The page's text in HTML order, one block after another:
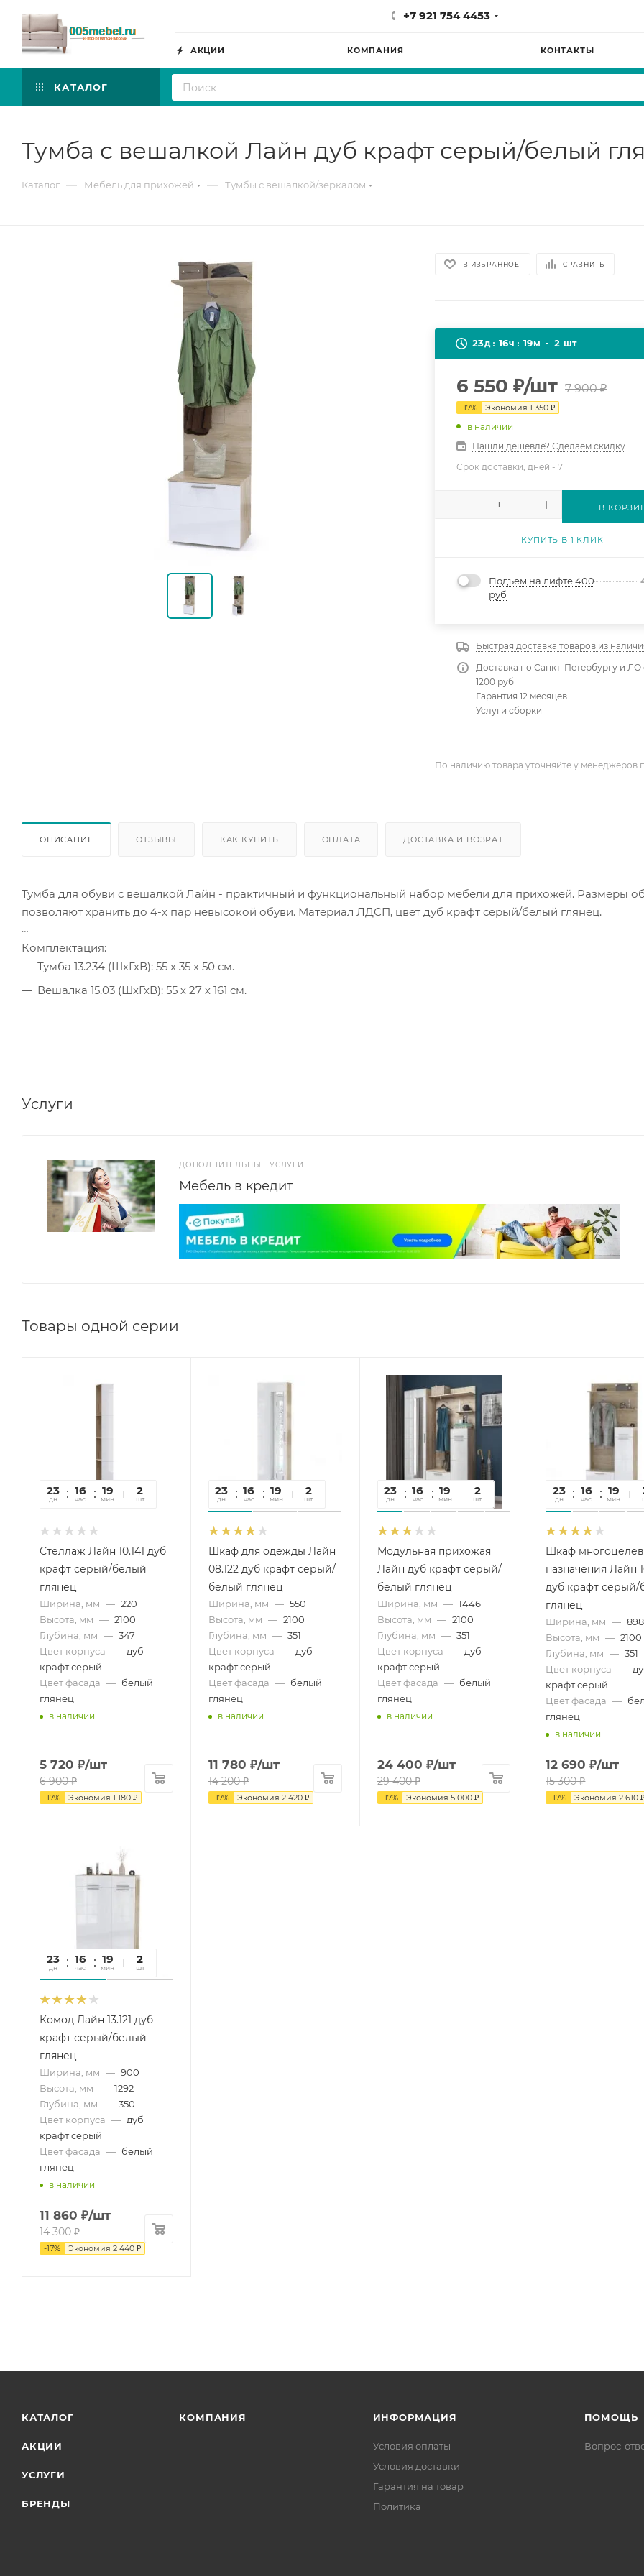
+7 921 754 4453
АКЦИИ КОМПАНИЯ КОНТАКТЫ
КАТАЛОГ
Тумба с вешалкой Лайн дуб крафт серый/белый
Каталог — Мебель для прихожей — Тумбы с вешалкой/зеркалом
В ИЗБРАННОЕ СРАВНИТЬ
23д 16ч 19м 2 шт
6 550 ₽/шт 7 900₽
-17% Экономия1 350 ₽
в наличии
Нашли дешевле? Сделаем скидку
Срок доставки, дней -7
В
КУПИТЬ В 1 КЛИК
Подъем на лифте 400
руб
Быстрая доставка товаров из
Доставка по Санкт-Петербургу и ЛО
1200 руб
Гарантия 12 месяцев.
Услуги сборки
По наличию товара уточняйте у менеджеров
ОПИСАНИЕ ОТЗЫВЫ КАК КУПИТЬ ОПЛАТА ДОСТАВКА И ВОЗРАТ
Тумба для обуви с вешалкой Лайн - практичный и функциональный набор мебели для прихожей. Размеры
позволяют хранить до 4-х пар невысокой обуви. Материал ЛДСП, цвет дуб крафт серый/белый глянец.
Комплектация:
Тумба 13.234 (ШхГхВ): 55 х 35 х 50 см.
Вешалка 15.03 (ШхГхВ): 55 х 27 х 161 см.
Услуги
ДОПОЛНИТЕЛЬНЫЕ УСЛУГИ
Мебель в кредит
Товары одной серии
23
дн
16
час
19
мин
07
сек
2
шт
Стеллаж Лайн 10.141 дуб
крафт серый/белый
глянец
Ширина, мм — 220
Высота, мм — 2100
Глубина, мм — 347
Цвет корпуса — дуб
крафт серый
Цвет фасада — белый
глянец
в наличии
5 720 ₽/шт
6 900₽
-17% Экономия 1 180 ₽
23
дн
16
час
19
мин
07
сек
2
шт
Шкаф для одежды Лайн
08.122 дуб крафт серый/
белый глянец
Ширина, мм — 550
Высота, мм — 2100
Глубина, мм — 351
Цвет корпуса — дуб
крафт серый
Цвет фасада — белый
глянец
в наличии
11 780 ₽/шт
14 200₽
-17% Экономия 2 420₽
23
дн
16
час
19
мин
07
сек
2
шт
Модульная прихожая
Лайн дуб крафт серый/
белый глянец
Ширина, мм — 1446
Высота, мм — 2100
Глубина, мм — 351
Цвет корпуса — дуб
крафт серый
Цвет фасада — белый
глянец
в наличии
24 400 ₽/шт
29 400₽
-17% Экономия 5 000₽
23
дн
16
час
19
мин
Шкаф
назначения Лайн
дуб крафт серый/
глянец
Ширина, мм — 898
Высота, мм — 2100
Глубина, мм — 351
Цвет корпуса —
крафт серый
Цвет фасада —
глянец
в наличии
12 690 ₽/шт
15 300₽
-17% Экономия 2 610 ₽
23
дн
16
час
19
мин
07
сек
2
шт
Комод Лайн 13.121 дуб
крафт серый/белый
глянец
Ширина, мм — 900
Высота, мм — 1292
Глубина, мм — 350
Цвет корпуса — дуб
крафт серый
Цвет фасада — белый
глянец
в наличии
11 860 ₽/шт
14 300₽
-17% Экономия 2 440 ₽
КАТАЛОГ
АКЦИИ
УСЛУГИ
БРЕНДЫ
КОМПАНИЯ ИНФОРМАЦИЯ
Условия оплаты
Условия доставки
Гарантия на товар
Политика
ПОМОЩЬ
Вопрос-